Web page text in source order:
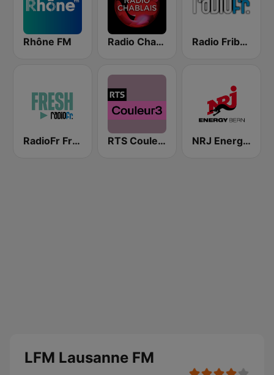
Rhône FM Radio Chablais Radio Fribourg
RadioFr Fresh RTS Couleur 3 NRJ Energy Bern
LFM Lausanne FM